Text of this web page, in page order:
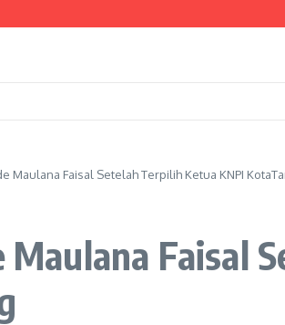
Sachrudin: Perkuat Kesiapsiagaan Bencana
Maulana Faisal Setelah Terpilih Ketua KNPI
Maulana Faisal